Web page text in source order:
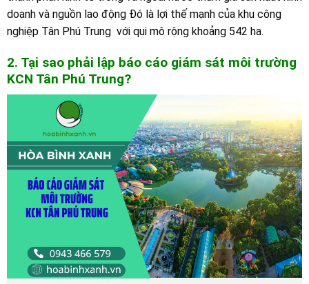
doanh và nguồn lao động Đó là lợi thế mạnh của khu công
nghiệp Tân Phú Trung với qui mô rộng khoảng 542 ha.
2. Tại sao phải lập báo cáo giám sát môi trường
KCN Tân Phú Trung?